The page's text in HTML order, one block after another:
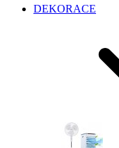
DEKORACE